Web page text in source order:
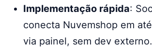
Implementação rápida:
conecta Nuvemshop em
via painel, sem dev externo.